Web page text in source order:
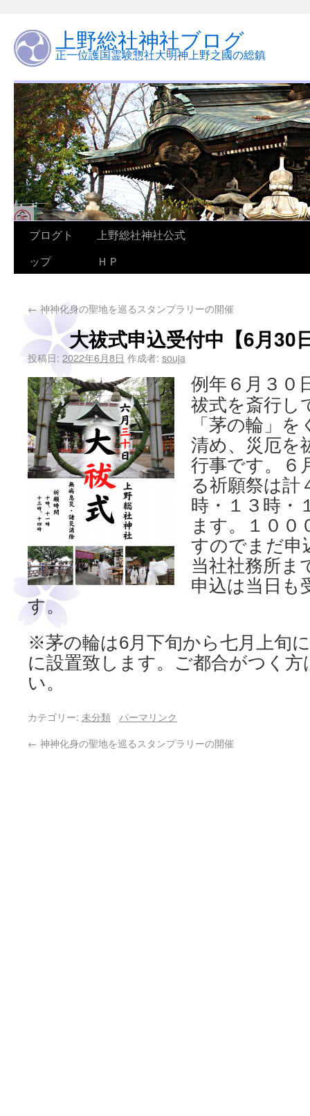
上野総社神社ブログ
正一位護国霊験惣社大明神上野之國の総鎮
ブログト
ップ
上野総社神社公式
ＨＰ
← 神神化身の聖地を巡るスタンプラリーの開催
大祓式申込受付中【6月30
投稿日: 2022年6月8日 作成者: souja
例年６月３０
祓式を斎行し
「茅の輪」
清め、災厄を
行事です。６
る祈願祭は計
時・１３時・
ます。１００
すのでまだ申
当社社務所ま
申込は当日も
す。
※茅の輪は6月下旬から七月上旬
に設置致します。ご都合がつく
い。
カテゴリー: 未分類
パーマリンク
← 神神化身の聖地を巡るスタンプラリーの開催